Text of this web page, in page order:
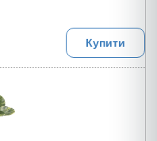
Купити